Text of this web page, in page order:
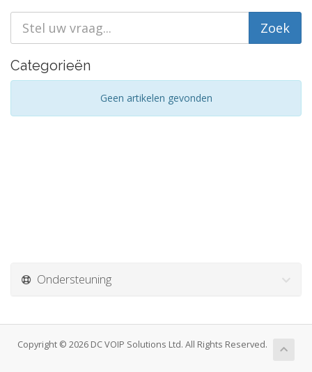
Categorieën
Geen artikelen gevonden
Ondersteuning
Copyright © 2026 DC VOIP Solutions Ltd. All Rights Reserved.